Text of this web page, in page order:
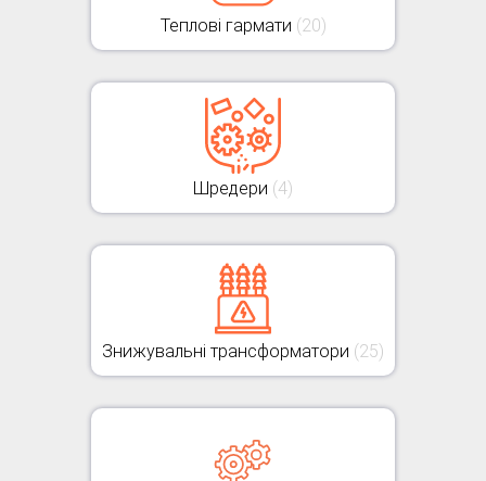
Теплові гармати (20)
Шредери (4)
Знижувальні трансформатори (25)